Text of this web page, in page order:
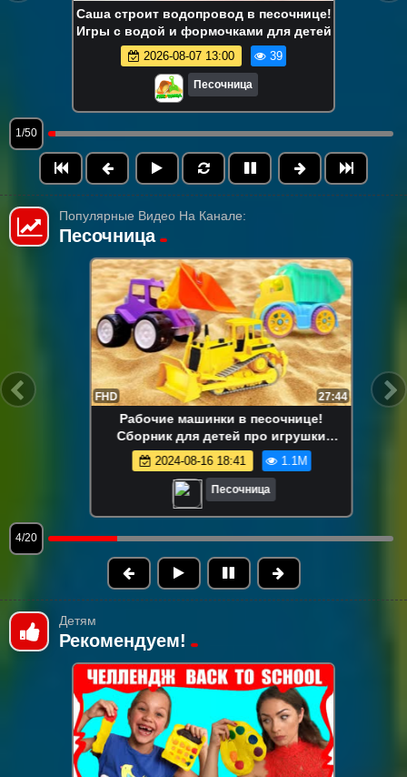
Саша строит водопровод в песочнице!
Игры с водой и формочками для детей
2026-08-07 13:00 39
Песочница
1/50
Популярные Видео На Канале:
Песочница
FHD 13:58
Маша Капуки Кануки и игрушки в
песочнице — Развивающее видео для
самых маленьких
2024-08-16 18:41 1.1M
Песочница
5/20
Детям
Рекомендуем!